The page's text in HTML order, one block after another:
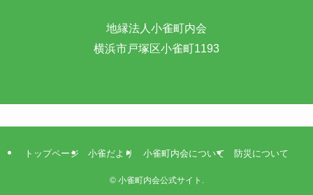
地縁法人小雀町内会
横浜市戸塚区小雀町1193
トップページ 小雀だより 小雀町内会について 防災について
©小雀町内会公式サイト.